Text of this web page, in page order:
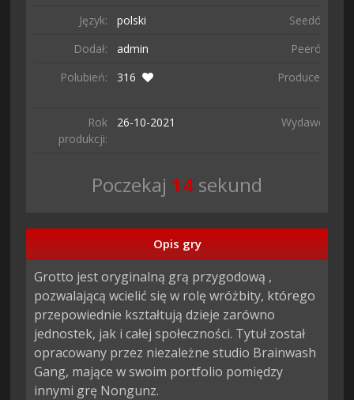
Język:
polski Seedów:
Dodał:
admin Peerów:
Polubień:
316 Producent:
Rok
produkcji:
26-10-2021 Wydawca:
Poczekaj 13 sekund
Opis gry
Grotto jest oryginalną grą przygodową ,
pozwalającą wcielić się w rolę wróżbity, którego
przepowiednie kształtują dzieje zarówno
jednostek, jak i całej społeczności. Tytuł został
opracowany przez niezależne studio Brainwash
Gang, mające w swoim portfolio pomiędzy
innymi grę Nongunz.